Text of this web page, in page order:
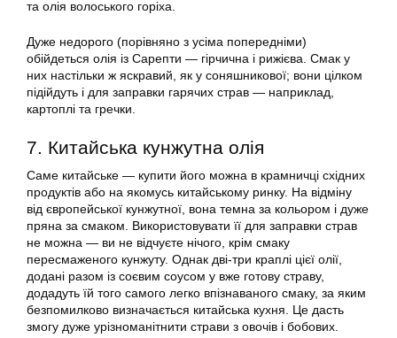
та олія волоського горіха.
Дуже недорого (порівняно з усіма попередніми)
обійдеться олія із Сарепти — гірчична і рижієва. Смак у
них настільки ж яскравий, як у соняшникової; вони цілком
підійдуть і для заправки гарячих страв — наприклад,
картоплі та гречки.
7. Китайська кунжутна олія
Саме китайське — купити його можна в крамничці східних
продуктів або на якомусь китайському ринку. На відміну
від європейської кунжутної, вона темна за кольором і дуже
пряна за смаком. Використовувати її для заправки страв
не можна — ви не відчуєте нічого, крім смаку
пересмаженого кунжуту. Однак дві-три краплі цієї олії,
додані разом із соєвим соусом у вже готову страву,
додадуть їй того самого легко впізнаваного смаку, за яким
безпомилково визначається китайська кухня. Це дасть
змогу дуже урізноманітнити страви з овочів і бобових.